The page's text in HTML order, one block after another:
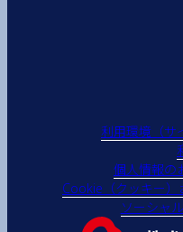
利用環境（サ
個人情報の
Cookie（クッキー
ソーシャ